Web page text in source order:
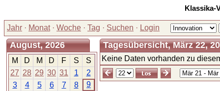
Klassika-
Jahr · Monat· Woche · Tag · Suchen · Login
August, 2026
M D M D F S
S
27 28 29 30 31 1
2
3
4 5 6 7 8
9
Tagesübersicht, März 22,
Keine Daten vorhanden zu